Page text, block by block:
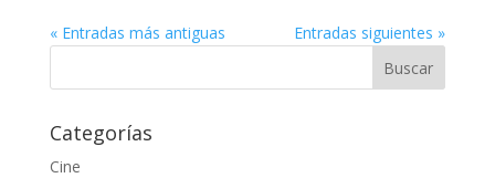
« Entradas más antiguas Entradas siguientes »
Categorías
Cine